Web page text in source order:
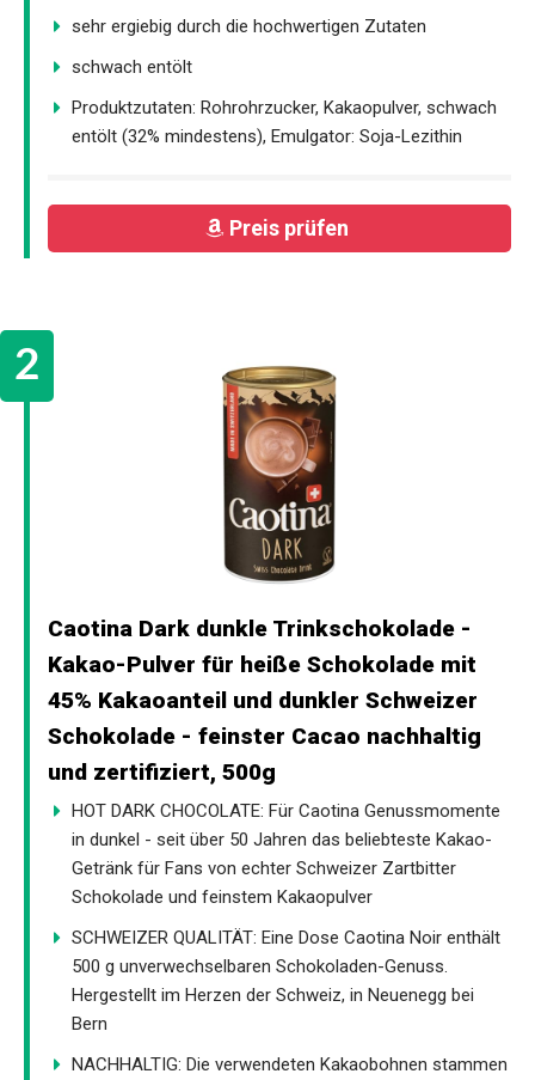
sehr ergiebig durch die hochwertigen Zutaten
schwach entölt
Produktzutaten: Rohrohrzucker, Kakaopulver, schwach
entölt (32% mindestens), Emulgator: Soja-Lezithin
Preis prüfen
Caotina Dark dunkle Trinkschokolade -
Kakao-Pulver für heiße Schokolade mit
45% Kakaoanteil und dunkler Schweizer
Schokolade - feinster Cacao nachhaltig
und zertifiziert, 500g
HOT DARK CHOCOLATE: Für Caotina Genussmomente
in dunkel - seit über 50 Jahren das beliebteste Kakao-
Getränk für Fans von echter Schweizer Zartbitter
Schokolade und feinstem Kakaopulver
SCHWEIZER QUALITÄT: Eine Dose Caotina Noir enthält
500 g unverwechselbaren Schokoladen-Genuss.
Hergestellt im Herzen der Schweiz, in Neuenegg bei
Bern
NACHHALTIG: Die verwendeten Kakaobohnen stammen